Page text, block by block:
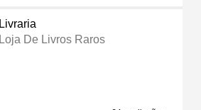
Livraria
Loja De Livros Raros